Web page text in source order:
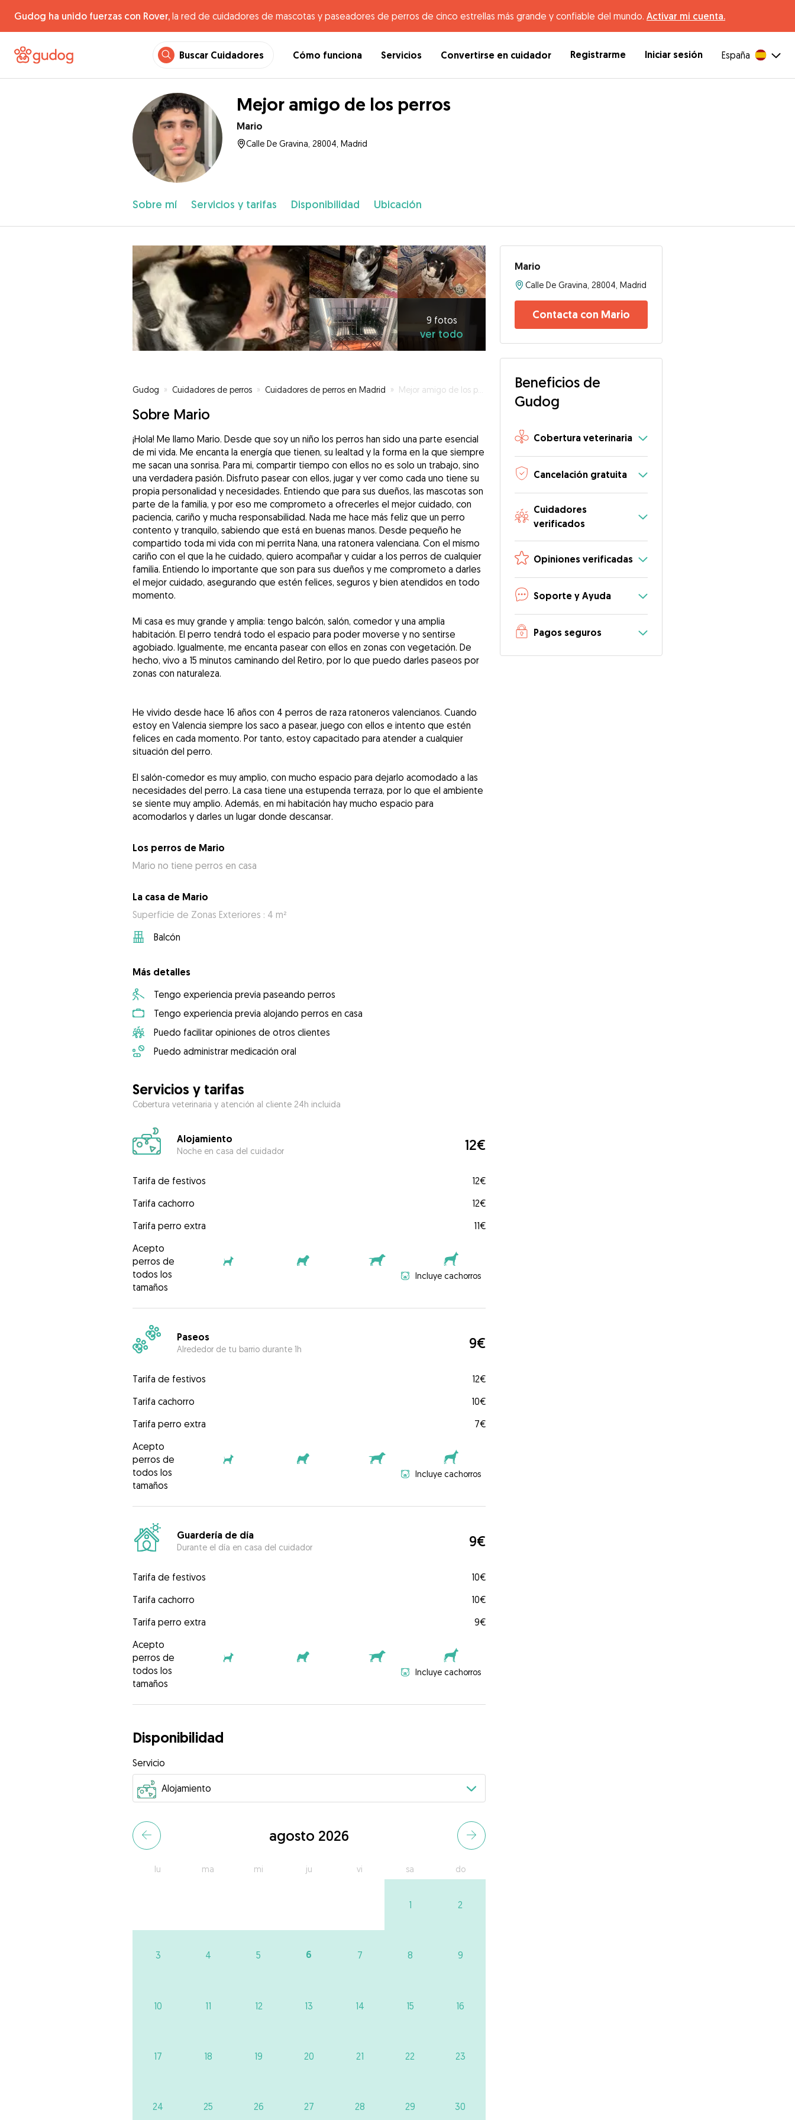
Gudog ha unido fuerzas con Rover, la red de cuidadores de mascotas y paseadores de perros de cinco estrellas más grande y confiable del mundo. Activar mi cuenta.
Buscar Cuidadores Cómo funciona Servicios Convertirse en cuidador Registrarme Iniciar sesión España
Mejor amigo de los perros
Mario
Calle De Gravina, 28004, Madrid
Sobre mí Servicios y tarifas Disponibilidad Ubicación
9 fotos
ver todo
Gudog » Cuidadores de perros » Cuidadores de perros en Madrid » Mejor amigo de los perros
Sobre Mario
¡Hola! Me llamo Mario. Desde que soy un niño los perros han sido una parte esencial
de mi vida. Me encanta la energía que tienen, su lealtad y la forma en la que siempre
me sacan una sonrisa. Para mi, compartir tiempo con ellos no es solo un trabajo, sino
una verdadera pasión. Disfruto pasear con ellos, jugar y ver como cada uno tiene su
propia personalidad y necesidades. Entiendo que para sus dueños, las mascotas son
parte de la familia, y por eso me comprometo a ofrecerles el mejor cuidado, con
paciencia, cariño y mucha responsabilidad. Nada me hace más feliz que un perro
contento y tranquilo, sabiendo que está en buenas manos. Desde pequeño he
compartido toda mi vida con mi perrita Nana, una ratonera valenciana. Con el mismo
cariño con el que la he cuidado, quiero acompañar y cuidar a los perros de cualquier
familia. Entiendo lo importante que son para sus dueños y me comprometo a darles
el mejor cuidado, asegurando que estén felices, seguros y bien atendidos en todo
momento.
Mi casa es muy grande y amplia: tengo balcón, salón, comedor y una amplia
habitación. El perro tendrá todo el espacio para poder moverse y no sentirse
agobiado. Igualmente, me encanta pasear con ellos en zonas con vegetación. De
hecho, vivo a 15 minutos caminando del Retiro, por lo que puedo darles paseos por
zonas con naturaleza.
He vivido desde hace 16 años con 4 perros de raza ratoneros valencianos. Cuando
estoy en Valencia siempre los saco a pasear, juego con ellos e intento que estén
felices en cada momento. Por tanto, estoy capacitado para atender a cualquier
situación del perro.
El salón-comedor es muy amplio, con mucho espacio para dejarlo acomodado a las
necesidades del perro. La casa tiene una estupenda terraza, por lo que el ambiente
se siente muy amplio. Además, en mi habitación hay mucho espacio para
acomodarlos y darles un lugar donde descansar.
Los perros de Mario
Mario no tiene perros en casa
La casa de Mario
Superficie de Zonas Exteriores : 4 m²
Balcón
Más detalles
Tengo experiencia previa paseando perros
Tengo experiencia previa alojando perros en casa
Puedo facilitar opiniones de otros clientes
Puedo administrar medicación oral
Servicios y tarifas
Cobertura veterinaria y atención al cliente 24h incluida
Alojamiento
Noche en casa del cuidador 12€
Tarifa de festivos
12€
Tarifa cachorro
12€
Tarifa perro extra
11€
Acepto
perros de
todos los
tamaños
Incluye cachorros
Paseos
Alrededor de tu barrio durante 1h 9€
Tarifa de festivos
12€
Tarifa cachorro
10€
Tarifa perro extra
7€
Acepto
perros de
todos los
tamaños
Incluye cachorros
Guardería de día
Durante el día en casa del cuidador 9€
Tarifa de festivos
10€
Tarifa cachorro
10€
Tarifa perro extra
9€
Acepto
perros de
todos los
tamaños
Incluye cachorros
Disponibilidad
Servicio
agosto 2026
lu ma mi ju vi sa do
1 2
3 4 5 6 7 8 9
10 11 12 13 14 15 16
17 18 19 20 21 22 23
24 25 26 27 28 29 30
Mario
Calle De Gravina, 28004, Madrid
Contacta con Mario
Beneficios de
Gudog
Cobertura veterinaria
Cancelación gratuita
Cuidadores
verificados
Opiniones verificadas
Soporte y Ayuda
Pagos seguros